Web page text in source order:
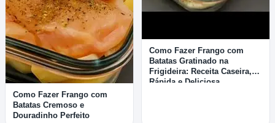
Como Fazer Frango com
Batatas Cremoso e
Douradinho Perfeito
Como Fazer Frango com
Batatas Gratinado na
Frigideira: Receita Caseira,
Rápida e Deliciosa